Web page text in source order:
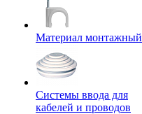
Материал монтажный
Системы ввода для
кабелей и проводов